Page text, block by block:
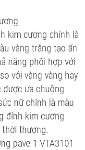
kim cương chính là
vàng trắng tạo ấn
năng phối hợp với
với vàng vàng hay
được ưa chuộng
nữ chính là màu
đính kim cương
thời thượng.
pave 1 VTA3101